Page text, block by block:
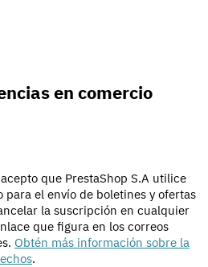
en comercio
que PrestaShop S.A utilice
para el envío de boletines y ofertas
la suscripción en cualquier
que figura en los correos
Obtén más información sobre la
.